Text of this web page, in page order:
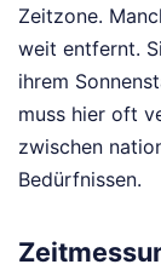
Zeitzone.
weit entfernt.
ihrem
muss hier oft
zwischen
Bedürfnissen.